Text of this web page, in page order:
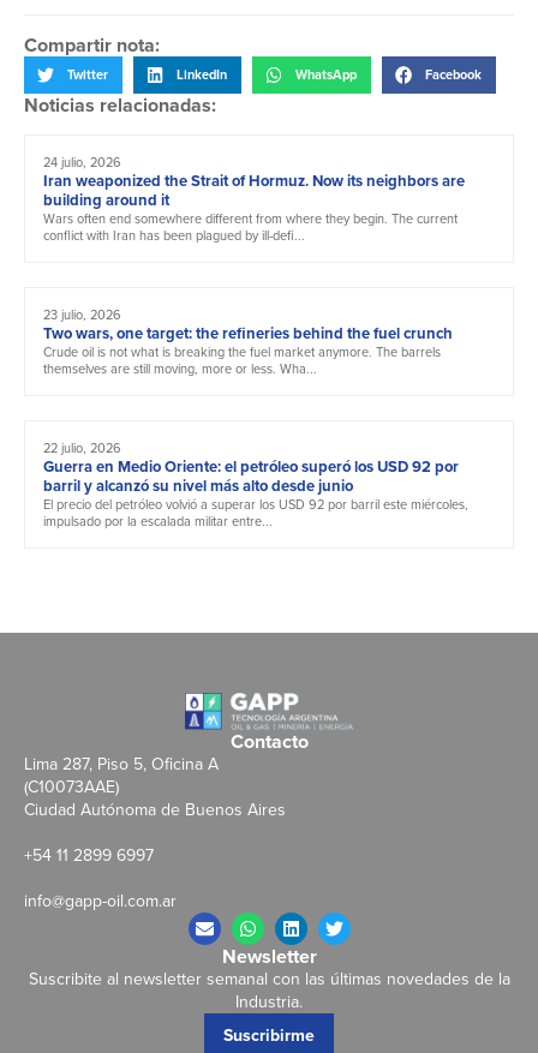
Compartir nota:
Twitter LinkedIn WhatsApp Facebook
Noticias relacionadas:
24 julio, 2026
Iran weaponized the Strait of Hormuz. Now its neighbors are
building around it
Wars often end somewhere different from where they begin. The current
conflict with Iran has been plagued by ill-defi...
23 julio, 2026
Two wars, one target: the refineries behind the fuel crunch
Crude oil is not what is breaking the fuel market anymore. The barrels
themselves are still moving, more or less. Wha...
22 julio, 2026
Guerra en Medio Oriente: el petróleo superó los USD 92 por
barril y alcanzó su nivel más alto desde junio
El precio del petróleo volvió a superar los USD 92 por barril este miércoles,
impulsado por la escalada militar entre...
Contacto
Lima 287, Piso 5, Oficina A
(C10073AAE)
Ciudad Autónoma de Buenos Aires
+54 11 2899 6997
info@gapp-oil.com.ar
Newsletter
Suscribite al newsletter semanal con las últimas novedades de la
Industria.
Suscribirme